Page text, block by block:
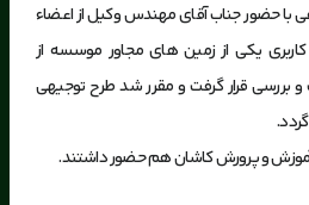
با حضور جناب آقای مهندس وکیل از اعضاء
کاربری یکی از زمین های مجاور موسسه از
بررسی قرار گرفت و مقرر شد طرح توجیهی
و پرورش کاشان هم حضور داشتند.